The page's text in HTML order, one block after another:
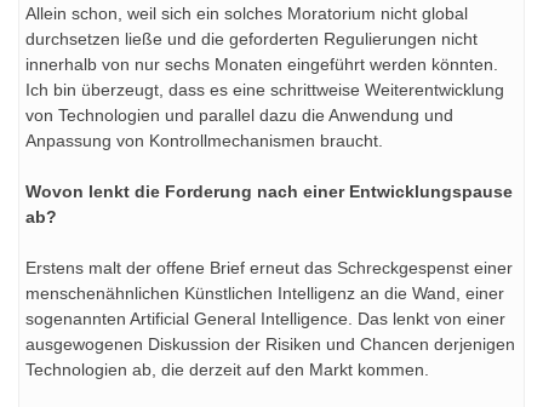
Allein schon, weil sich ein solches Moratorium nicht global
durchsetzen ließe und die geforderten Regulierungen nicht
innerhalb von nur sechs Monaten eingeführt werden könnten.
Ich bin überzeugt, dass es eine schrittweise Weiterentwicklung
von Technologien und parallel dazu die Anwendung und
Anpassung von Kontrollmechanismen braucht.
Wovon lenkt die Forderung nach einer Entwicklungspause
ab?
Erstens malt der offene Brief erneut das Schreckgespenst einer
menschenähnlichen Künstlichen Intelligenz an die Wand, einer
sogenannten Artificial General Intelligence. Das lenkt von einer
ausgewogenen Diskussion der Risiken und Chancen derjenigen
Technologien ab, die derzeit auf den Markt kommen.